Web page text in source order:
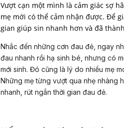
Vượt cạn một mình là cảm giác sợ
mẹ mới có thể cảm nhận được. Để
gian giúp sin nhanh hơn và đã
Nhắc đến những cơn đau đẻ, ngay
đau nhanh rồi hạ sinh bé, nhưng có
mới sinh. Đó cũng là lý do nhiều mẹ
Những mẹ từng vượt qua nhẹ nhàng
nhanh, rút ngắn thời gian đau đẻ.